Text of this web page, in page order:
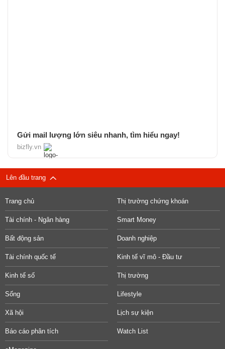
Gửi mail lượng lớn siêu nhanh, tìm hiểu ngay!
bizfly.vn
Lên đầu trang
Trang chủ Thị trường chứng khoán
Tài chính - Ngân hàng Smart Money
Bất động sản Doanh nghiệp
Tài chính quốc tế Kinh tế vĩ mô - Đầu tư
Kinh tế số Thị trường
Sống Lifestyle
Xã hội Lịch sự kiện
Báo cáo phân tích Watch List